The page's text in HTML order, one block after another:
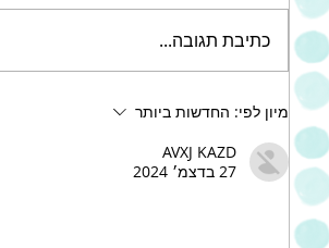
עוגת שוקולד צ'יפס עשירה של
כתיבת תגובה...
מיון לפי: החדשות ביותר
AVXJ KAZD
27 בדצמ׳ 2024